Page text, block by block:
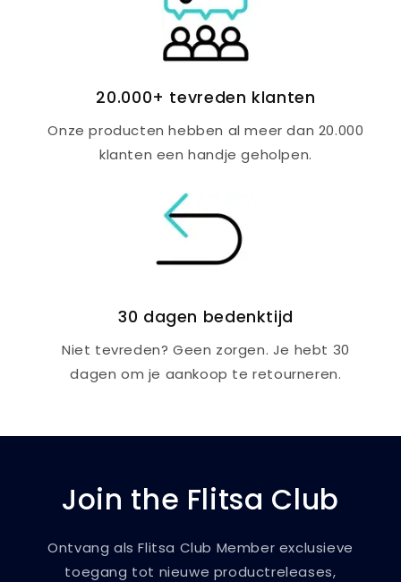
20.000+ tevreden klanten
Onze producten hebben al meer dan 20.000
klanten een handje geholpen.
30 dagen bedenktijd
Niet tevreden? Geen zorgen. Je hebt 30
dagen om je aankoop te retourneren.
Join the Flitsa Club
Ontvang als Flitsa Club Member exclusieve
toegang tot nieuwe productreleases,